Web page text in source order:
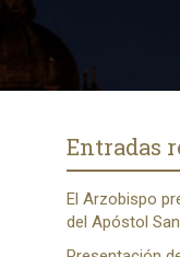
Entradas
El Arzobispo
del Apóstol